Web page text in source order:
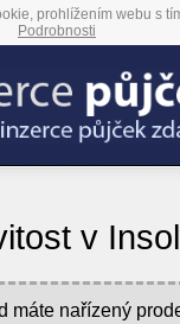
prohlížením webu s
Podrobnosti
v
máte nařízený